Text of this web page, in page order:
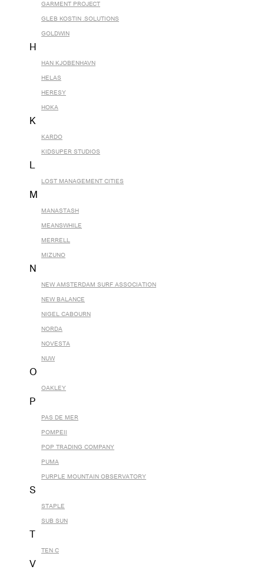
GARMENT PROJECT
GLEB KOSTIN .SOLUTIONS
GOLDWIN
H
HAN KJOBENHAVN
HELAS
HERESY
HOKA
K
KARDO
KIDSUPER STUDIOS
L
LOST MANAGEMENT CITIES
M
MANASTASH
MEANSWHILE
MERRELL
MIZUNO
N
NEW AMSTERDAM SURF ASSOCIATION
NEW BALANCE
NIGEL CABOURN
NORDA
NOVESTA
NUW
O
OAKLEY
P
PAS DE MER
POMPEII
POP TRADING COMPANY
PUMA
PURPLE MOUNTAIN OBSERVATORY
S
STAPLE
SUB SUN
TEN C
V